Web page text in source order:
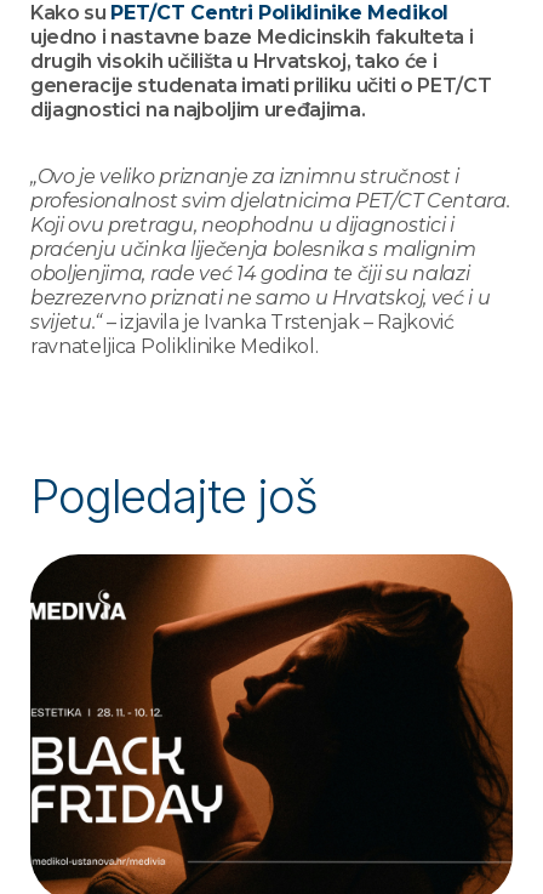
Kako su PET/CT Centri Poliklinike Medikol
ujedno i nastavne baze Medicinskih fakulteta i
drugih visokih učilišta u Hrvatskoj, tako će i
generacije studenata imati priliku učiti o PET/CT
dijagnostici na najboljim uređajima.
„Ovo je veliko priznanje za iznimnu stručnost i
profesionalnost svim djelatnicima PET/CT Centara.
Koji ovu pretragu, neophodnu u dijagnostici i
praćenju učinka liječenja bolesnika s malignim
oboljenjima, rade već 14 godina te čiji su nalazi
bezrezervno priznati ne samo u Hrvatskoj, već i u
svijetu.“ – izjavila je Ivanka Trstenjak – Rajković
ravnateljica Poliklinike Medikol.
Pogledajte još